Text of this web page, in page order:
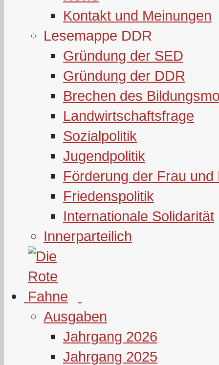
Kontakt und Meinungen
Lesemappe DDR
Gründung der SED
Gründung der DDR
Brechen des
Landwirtschaftsfrage
Sozialpolitik
Jugendpolitik
Förderung der Frau und
Friedenspolitik
Internationale Solidarität
Innerparteilich
Ausgaben
Jahrgang 2026
Jahrgang 2025